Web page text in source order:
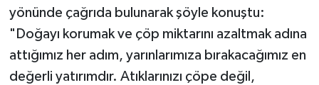
yönünde çağrıda bulunarak şöyle konuştu:
"Doğayı korumak ve çöp miktarını azaltmak adına
attığımız her adım, yarınlarımıza bırakacağımız en
değerli yatırımdır. Atıklarınızı çöpe değil,